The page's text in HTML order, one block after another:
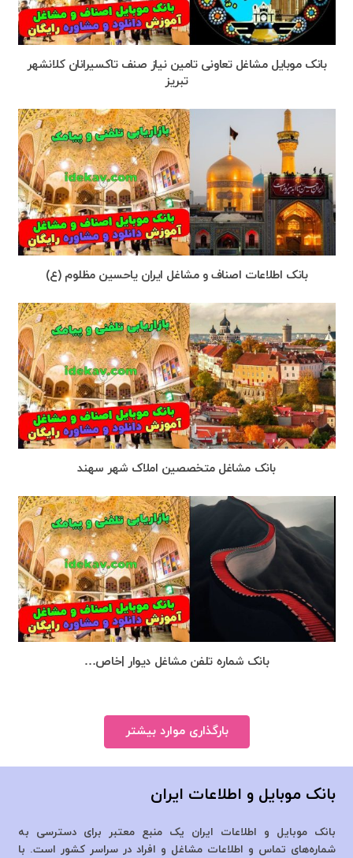
بانک موبایل مشاغل تعاونی تامین نیاز صنف تاکسیرانان کلانشهر
تبریز
بانک اطلاعات اصناف و مشاغل ایران یاحسین مظلوم (ع)
بانک مشاغل متخصصین املاک شهر سهند
بانک شماره تلفن مشاغل دیوار |خاص…
بارگذاری موارد بیشتر
بانک موبایل و اطلاعات ایران
بانک موبایل و اطلاعات ایران یک منبع معتبر برای دسترسی به
شماره‌های تماس و اطلاعات مشاغل و افراد در سراسر کشور است. با